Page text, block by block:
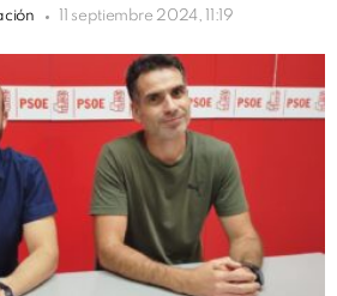
11 septiembre 2024, 11:19